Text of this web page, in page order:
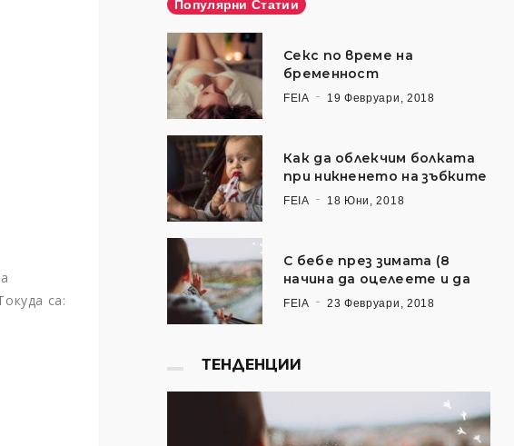
са:
Популярни Статии
Секс по време на
бременност
FEIA 19 Февруари, 2018
Как да облекчим болката
при никненето на зъбките
FEIA 18 Юни, 2018
С бебе през зимата (8
начина да оцелеете и да
FEIA 23 Февруари, 2018
ТЕНДЕНЦИИ